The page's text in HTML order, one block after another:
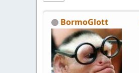
BormoGlott